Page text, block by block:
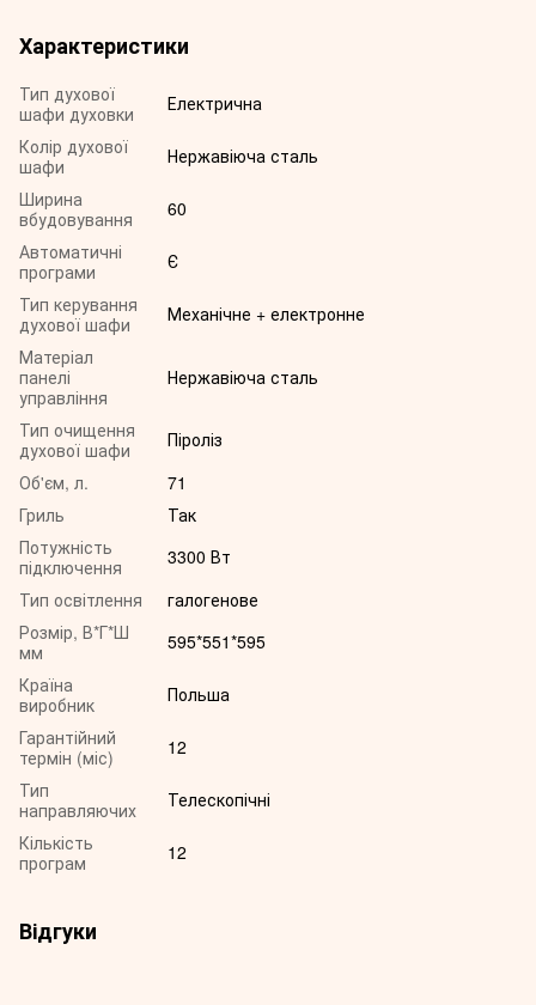
Характеристики
Тип духової
шафи духовки
Електрична
Колір духової
шафи
Нержавіюча сталь
Ширина
вбудовування
60
Автоматичні
програми
Є
Тип керування
духової шафи
Механічне + електронне
Матеріал
панелі
управління
Нержавіюча сталь
Тип очищення
духової шафи
Піроліз
Об'єм, л.
71
Гриль
Так
Потужність
підключення
3300 Вт
Тип освітлення
галогенове
Розмір, В*Г*Ш
мм
595*551*595
Країна
виробник
Польша
Гарантійний
термін (міс)
12
Тип
направляючих
Телескопічні
Кількість
програм
12
Відгуки